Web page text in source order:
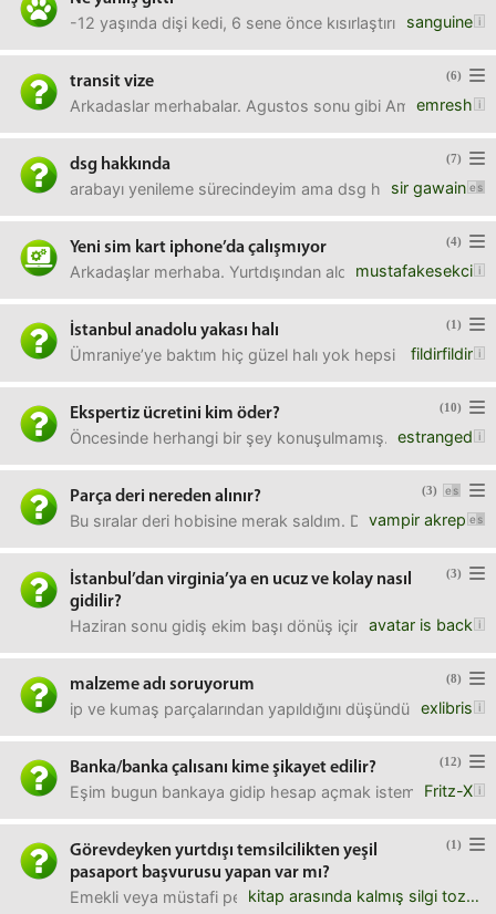
sanguine
-12 yaşında dişi kedi, 6 sene önce kısırlaştırıldı, daha
(6)
transit vize
emresh
Arkadaslar merhabalar. Agustos sonu gibi Amerikaya
(7)
dsg hakkında
sir gawain
arabayı yenileme sürecindeyim ama dsg hakkında
(4)
Yeni sim kart iphone’da çalışmıyor
mustafakesekci
Arkadaşlar merhaba. Yurtdışından aldığım ve
(1)
İstanbul anadolu yakası halı
fildirfildir
Ümraniye’ye baktım hiç güzel halı yok hepsi dümdüz.
(10)
Ekspertiz ücretini kim öder?
estranged
Öncesinde herhangi bir şey konuşulmamış. Satıcı aracın
(3)
Parça deri nereden alınır?
vampir akrep
Bu sıralar deri hobisine merak saldım. Deriden çeşitli
(3)
İstanbul’dan virginia’ya en ucuz ve kolay nasıl
gidilir?
avatar is back
Haziran sonu gidiş ekim başı dönüş için hangi güzergahı
(8)
malzeme adı soruyorum
exlibris
ip ve kumaş parçalarından yapıldığını düşündüğüm
(12)
Banka/banka çalısanı kime şikayet edilir?
Fritz-X
Eşim bugun bankaya gidip hesap açmak istemiş. Görevli
(1)
Görevdeyken yurtdışı temsilcilikten yeşil
pasaport başvurusu yapan var mı?
kitap arasında kalmış silgi tozu
Emekli veya müstafi personel kurumdan aldığı